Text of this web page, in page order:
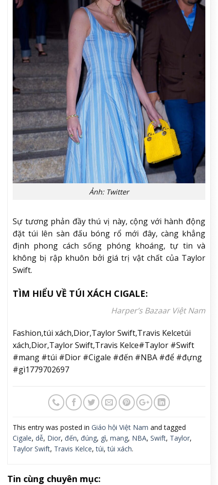
Ảnh: Twitter
Sự tương phản đầy thú vị này, cộng với hành động
đặt túi lên sàn đấu bóng rổ mới đây, càng khẳng
định phong cách sống phóng khoáng, tự tin và
không bị rập khuôn bởi giá trị vật chất của Taylor
Swift.
TÌM HIỂU VỀ TÚI XÁCH CIGALE:
Harper’s Bazaar Việt Nam
Fashion,túi xách,Dior,Taylor Swift,Travis Kelcetúi
xách,Dior,Taylor Swift,Travis Kelce#Taylor #Swift
#mang #túi #Dior #Cigale #đến #NBA #để #đựng
#gì1779702697
This entry was posted in Giáo hội Việt Nam and tagged
Cigale, dễ, Dior, đến, đúng, gì, mang, NBA, Swift, Taylor,
Taylor Swift, Travis Kelce,túi,túi xách.
Tin cùng chuyên mục: